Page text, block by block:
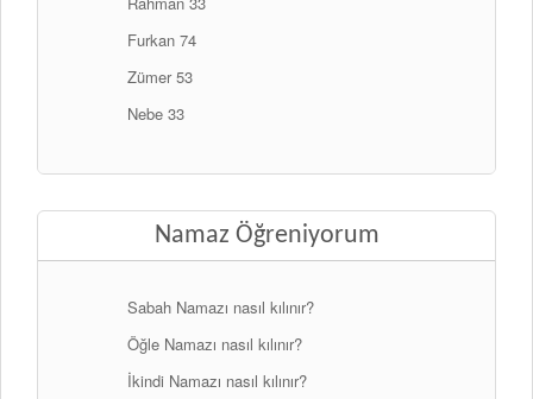
Furkan 74
Zümer 53
Nebe 33
Namaz Öğreniyorum
Sabah Namazı nasıl kılınır?
Öğle Namazı nasıl kılınır?
İkindi Namazı nasıl kılınır?